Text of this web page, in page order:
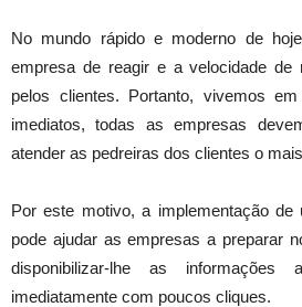
No mundo rápido e moderno de
empresa de reagir e a velocidade de
pelos clientes. Portanto, vivemos
imediatos, todas as empresas
atender as pedreiras dos clientes o
Por este motivo, a implementação de
pode ajudar as empresas a preparar
disponibilizar-lhe as informações
imediatamente com poucos cliques.